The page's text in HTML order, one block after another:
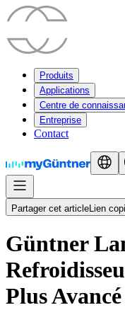
Produits
Applications
Centre de
Entreprise
Contact
Partager cet articleLien
Güntner
Plus